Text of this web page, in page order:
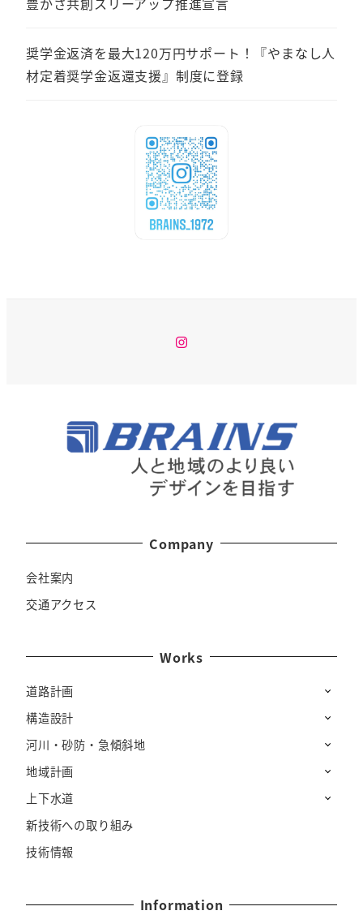
奨学金返済を最大120万円サポート！『やまなし人
材定着奨学金返還支援』制度に登録
Instagram
Company
会社案内
交通アクセス
Works
道路計画
構造設計
河川・砂防・急傾斜地
地域計画
上下水道
新技術への取り組み
技術情報
Information